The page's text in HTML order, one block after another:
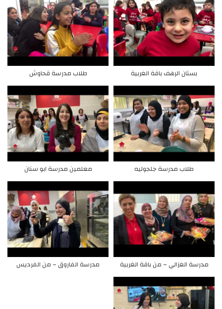
بستان الرهف باقة الغربية طلاب مدرسة قحاوش
طلاب مدرسة جلجوليه معلمين مدرسة ابو سنان
مدرسة الغزالي – من باقة الغربية مدرسة الفاروق – من الفرديس